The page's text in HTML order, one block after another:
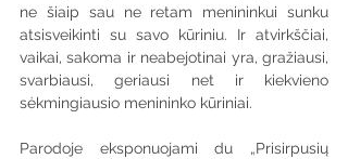
ne šiaip sau ne retam menininkui sunku
atsisveikinti su savo kūriniu. Ir atvirkščiai,
vaikai, sakoma ir neabejotinai yra, gražiausi,
svarbiausi, geriausi net ir kiekvieno
sėkmingiausio menininko kūriniai.
Parodoje eksponuojami du „Prisirpusių